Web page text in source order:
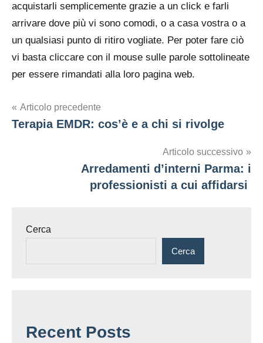
acquistarli semplicemente grazie a un click e farli
arrivare dove più vi sono comodi, o a casa vostra o a
un qualsiasi punto di ritiro vogliate. Per poter fare ciò
vi basta cliccare con il mouse sulle parole sottolineate
per essere rimandati alla loro pagina web.
Navigazione
articoli
Articolo precedente
Terapia EMDR: cos’è e a chi si rivolge
Articolo successivo
Arredamenti d’interni Parma: i
professionisti a cui affidarsi
Cerca
Cerca
Recent Posts